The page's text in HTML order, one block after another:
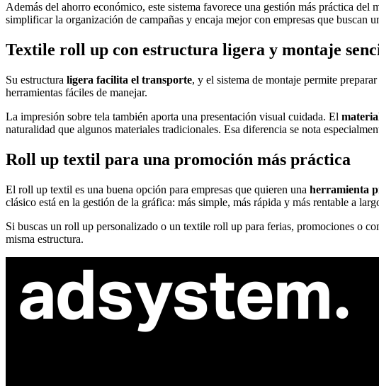
Además del ahorro económico, este sistema favorece una gestión más práctica del
simplificar la organización de campañas y encaja mejor con empresas que buscan
Textile roll up con estructura ligera y montaje
Su estructura ligera facilita el transporte, y el sistema de montaje permite
herramientas fáciles de manejar.
La impresión sobre tela también aporta una presentación visual cuidada. El
naturalidad que algunos materiales tradicionales. Esa diferencia se nota
Roll up textil para una promoción más práctica
El roll up textil es una buena opción para empresas que quieren una herramienta
clásico está en la gestión de la gráfica: más simple, más rápida y más rentable a
Si buscas un roll up personalizado o un textile roll up para ferias, promociones o
misma estructura.